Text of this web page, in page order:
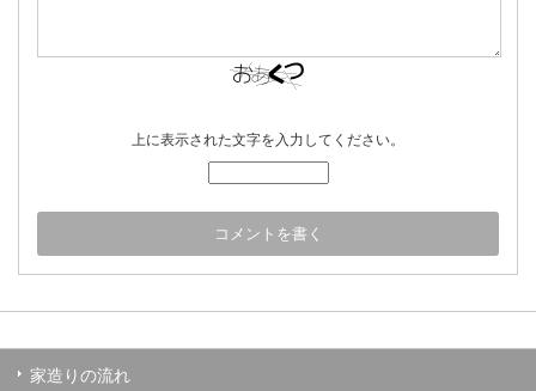
上に表示された文字を入力してください。
家造りの流れ